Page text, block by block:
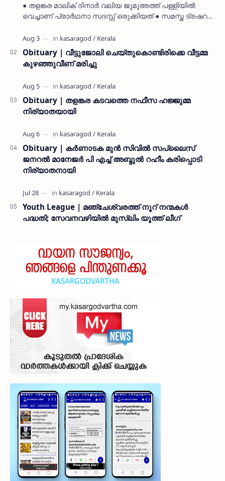
● തളങ്കര മാലിക് ദിനാർ വലിയ ജുമുഅത്ത് പള്ളിയിൽ
വെച്ചാണ് പ്രാർഥനാ സദസ്സ് ഒരുക്കിയത് ● സമസ്ത ട്രഷറർ
നൽകി കാസ…
Obituary | വീട്ടുജോലി ചെയ്തുകൊണ്ടിരിക്കെ വീട്ടമ്മ
കുഴഞ്ഞുവീണ് മരിച്ചു
Obituary | തളങ്കര കടവത്തെ നഫീസ ഹജ്ജുമ്മ
നിര്യാതയായി
Obituary | കർണാടക മുൻ സിവില്‍ സപ്ലൈസ്
ജനറൽ മാനേജർ പി എച്ച് അബ്ദുൽ റഹീം കരിപ്പൊടി
നിര്യാതനായി
Youth League | മഞ്ചേശ്വരത്ത് നൂറ് നന്മകൾ
പദ്ധതി; സേവനവഴിയിൽ മുസ്ലിം യൂത്ത് ലീഗ്